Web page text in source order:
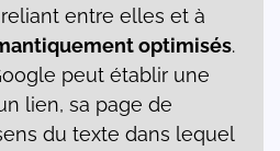
entre elles et à
optimisés.
peut établir une
lien, sa page de
du texte dans lequel